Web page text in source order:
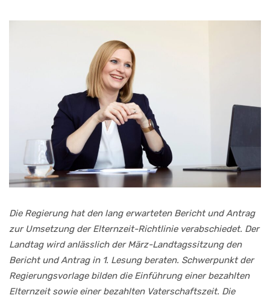
Die Regierung hat den lang erwarteten Bericht und Antrag
zur Umsetzung der Elternzeit-Richtlinie verabschiedet. Der
Landtag wird anlässlich der März-Landtagssitzung den
Bericht und Antrag in 1. Lesung beraten. Schwerpunkt der
Regierungsvorlage bilden die Einführung einer bezahlten
Elternzeit sowie einer bezahlten Vaterschaftszeit. Die